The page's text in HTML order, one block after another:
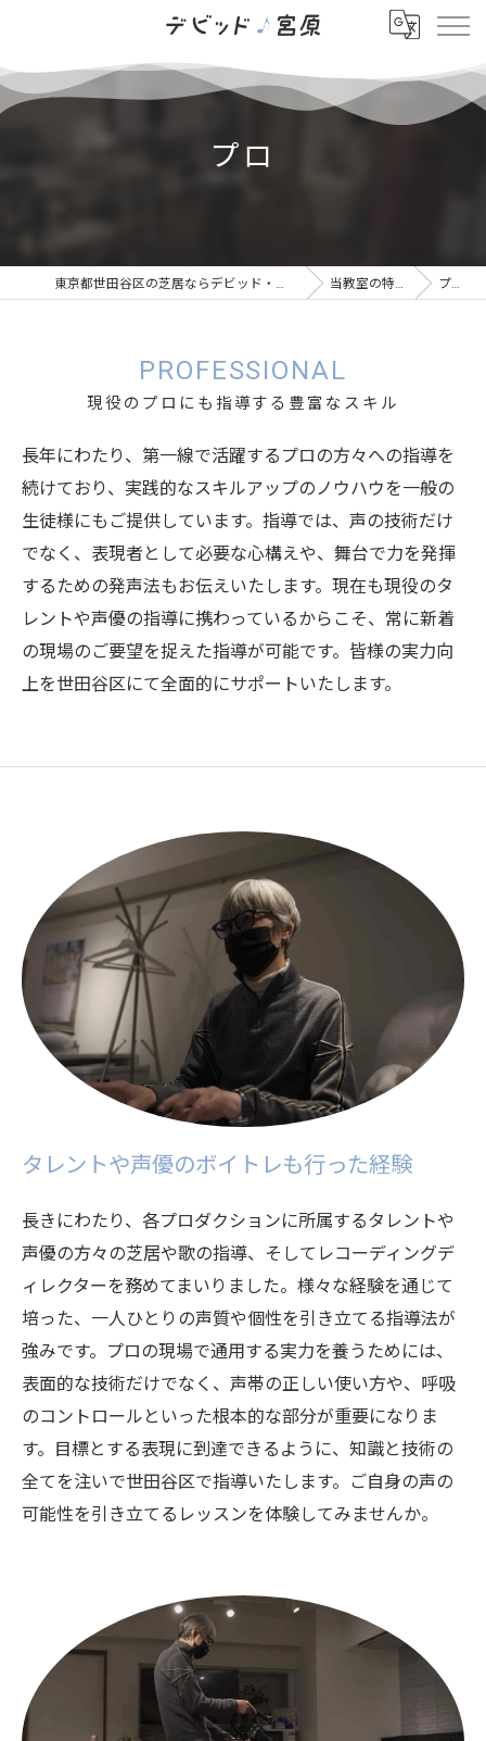
プロ
東京都世田谷区の芝居ならデビッド・宮原 当教室の特徴 プロ
現役のプロにも指導する豊富なスキル
PROFESSIONAL
長年にわたり、第一線で活躍するプロの方々への指導を
続けており、実践的なスキルアップのノウハウを一般の
生徒様にもご提供しています。指導では、声の技術だけ
でなく、表現者として必要な心構えや、舞台で力を発揮
するための発声法もお伝えいたします。現在も現役のタ
レントや声優の指導に携わっているからこそ、常に新着
の現場のご要望を捉えた指導が可能です。皆様の実力向
上を世田谷区にて全面的にサポートいたします。
タレントや声優のボイトレも行った経験
長きにわたり、各プロダクションに所属するタレントや
声優の方々の芝居や歌の指導、そしてレコーディングデ
ィレクターを務めてまいりました。様々な経験を通じて
培った、一人ひとりの声質や個性を引き立てる指導法が
強みです。プロの現場で通用する実力を養うためには、
表面的な技術だけでなく、声帯の正しい使い方や、呼吸
のコントロールといった根本的な部分が重要になりま
す。目標とする表現に到達できるように、知識と技術の
全てを注いで世田谷区で指導いたします。ご自身の声の
可能性を引き立てるレッスンを体験してみませんか。